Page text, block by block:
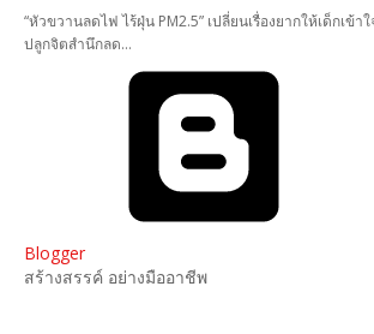
“หัวขวานลดไฟ ไร้ฝุ่น PM2.5” ​เปลี่ยน​เรื่องยากให้เด็กเข้
ปลูกจิตสำนึกลด…
Blogger
สร้างสรรค์ อย่างมืออาชีพ